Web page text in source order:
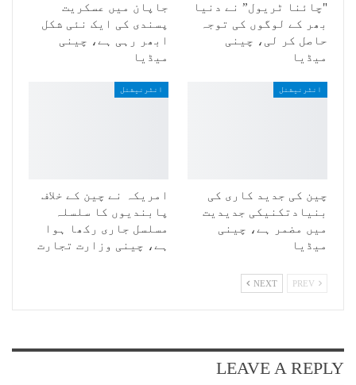
"چائنا ٹریول” نے دنیا
بھر کے لوگوں کی توجہ
حاصل کر لی، چینی
میڈیا
جاپان میں عسکریت
پسندی کی ایک نئی شکل
ابھر رہی ہے، چینی
میڈیا
انٹرنیشنل
چین کی جدید کاری کی
بنیادتکنیکی جدیدیت
میں مضمر ہے، چینی
میڈیا
انٹرنیشنل
امریکہ نے چین کے خلاف
پابندیوں کا سلسلہ
مسلسل جاری رکھا ہوا
ہے، چینی وزارت تجارت
NEXT
LEAVE A REPLY